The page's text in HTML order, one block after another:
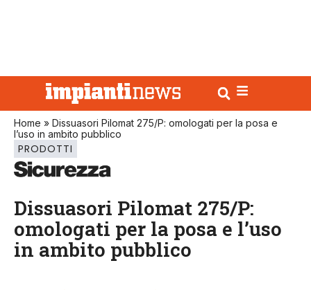
Home » Dissuasori Pilomat 275/P: omologati per la posa e
l’uso in ambito pubblico
PRODOTTI
Dissuasori Pilomat 275/P:
omologati per la posa e l’uso
in ambito pubblico